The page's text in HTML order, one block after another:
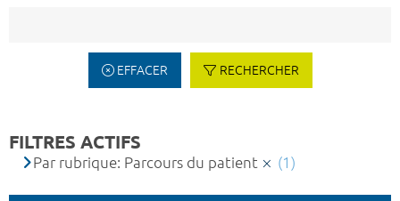
EFFACER RECHERCHER
FILTRES ACTIFS
Par rubrique: Parcours du patient (1)